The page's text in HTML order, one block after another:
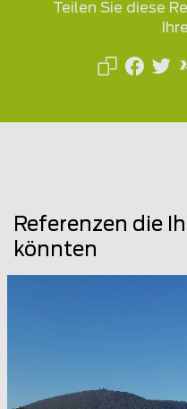
Teilen Sie diese
Referenzen die
könnten